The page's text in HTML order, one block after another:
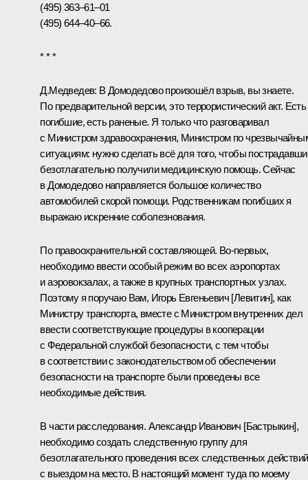
(495) 363–61–01
(495) 644–40–66.
* * *
Д.Медведев: В Домодедово произошёл взрыв, вы знаете.
По предварительной версии, это террористический акт. Есть
погибшие, есть раненые. Я только что разговаривал
с Министром здравоохранения, Министром по
ситуациям: нужно сделать всё для того, чтобы
безотлагательно получили медицинскую помощь. Сейчас
в Домодедово направляется большое количество
автомобилей скорой помощи. Родственникам погибших я
выражаю искренние соболезнования.
По правоохранительной составляющей. Во‑первых,
необходимо ввести особый режим во всех аэропортах
и аэровокзалах, а также в крупных транспортных узлах.
Поэтому я поручаю Вам, Игорь Евгеньевич [Левитин], как
Министру транспорта, вместе с Министром внутренних дел
ввести соответствующие процедуры в кооперации
с Федеральной службой безопасности, с тем чтобы
в соответствии с законодательством об обеспечении
безопасности на транспорте были проведены все
необходимые действия.
В части расследования. Александр Иванович [Бастрыкин],
необходимо создать следственную группу для
безотлагательного проведения всех следственных действий
с выездом на место. В настоящий момент туда по моему